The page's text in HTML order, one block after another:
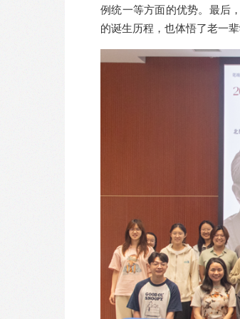
例统一等方面的优势。最后
的诞生历程，也体悟了老一